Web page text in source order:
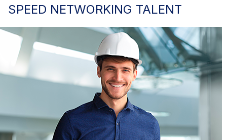
SPEED NETWORKING TALENT